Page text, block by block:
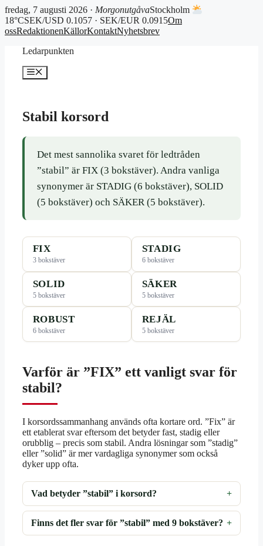
fredag, 7 augusti 2026 · MorgonutgåvaStockholm
18°CSEK/USD 0.1057 · SEK/EUR 0.0915Om
ossRedaktionenKällorKontaktNyhetsbrev
Ledarpunkten
Meny
Stabil korsord
Det mest sannolika svaret för ledtråden
”stabil” är FIX (3 bokstäver). Andra vanliga
synonymer är STADIG (6 bokstäver), SOLID
(5 bokstäver) och SÄKER (5 bokstäver).
FIX
3 bokstäver
STADIG
6 bokstäver
SOLID
5 bokstäver
SÄKER
5 bokstäver
ROBUST
6 bokstäver
REJÄL
5 bokstäver
Varför är ”FIX” ett vanligt svar för
stabil?
I korsordssammanhang används ofta kortare ord. ”Fix” är
ett etablerat svar eftersom det betyder fast, stadig eller
orubblig – precis som stabil. Andra lösningar som ”stadig”
eller ”solid” är mer vardagliga synonymer som också
dyker upp ofta.
Vad betyder ”stabil” i korsord?
Finns det fler svar för ”stabil” med 9 bokstäver?